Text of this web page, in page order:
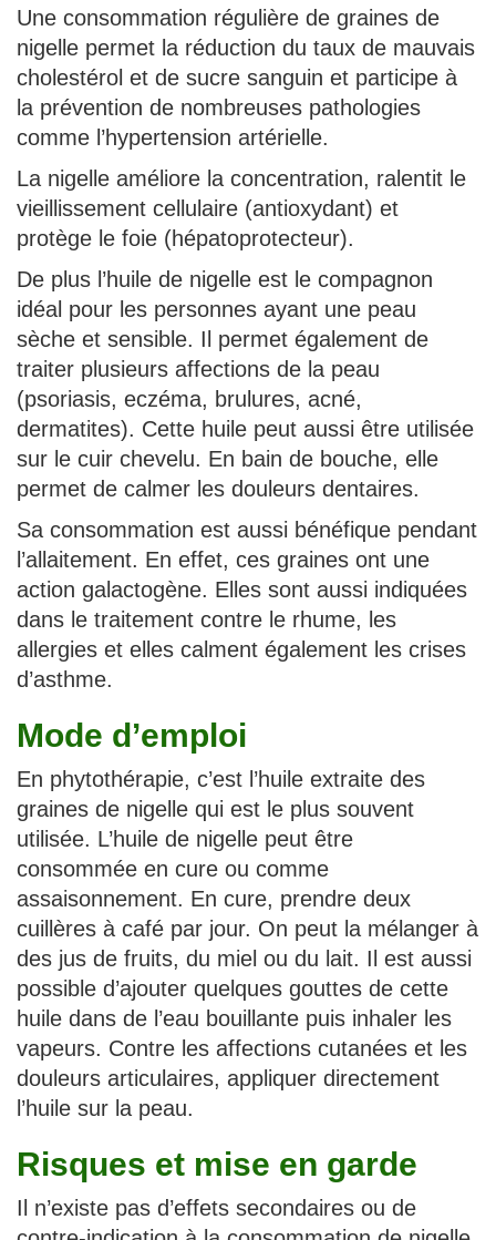
Une consommation régulière de graines de
nigelle permet la réduction du taux de mauvais
cholestérol et de sucre sanguin et participe à
la prévention de nombreuses pathologies
comme l’hypertension artérielle.
La nigelle améliore la concentration, ralentit le
vieillissement cellulaire (antioxydant) et
protège le foie (hépatoprotecteur).
De plus l’huile de nigelle est le compagnon
idéal pour les personnes ayant une peau
sèche et sensible. Il permet également de
traiter plusieurs affections de la peau
(psoriasis, eczéma, brulures, acné,
dermatites). Cette huile peut aussi être utilisée
sur le cuir chevelu. En bain de bouche, elle
permet de calmer les douleurs dentaires.
Sa consommation est aussi bénéfique pendant
l’allaitement. En effet, ces graines ont une
action galactogène. Elles sont aussi indiquées
dans le traitement contre le rhume, les
allergies et elles calment également les crises
d’asthme.
Mode d’emploi
En phytothérapie, c’est l’huile extraite des
graines de nigelle qui est le plus souvent
utilisée. L’huile de nigelle peut être
consommée en cure ou comme
assaisonnement. En cure, prendre deux
cuillères à café par jour. On peut la mélanger à
des jus de fruits, du miel ou du lait. Il est aussi
possible d’ajouter quelques gouttes de cette
huile dans de l’eau bouillante puis inhaler les
vapeurs. Contre les affections cutanées et les
douleurs articulaires, appliquer directement
l’huile sur la peau.
Risques et mise en garde
Il n’existe pas d’effets secondaires ou de